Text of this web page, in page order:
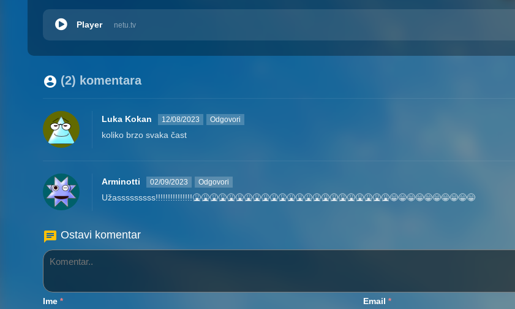
netu.tv
Player
(2) komentara
Luka Kokan 12/08/2023 Odgovori
koliko brzo svaka čast
Arminotti 02/09/2023 Odgovori
Užasssssssss!!!!!!!!!!!!!!!🤮🤮🤮🤮🤮🤮🤮🤮🤮🤮🤮🤮🤮🤮🤮🤮🤮🤮🤮🤮🤮🤮🤮😁😁😁😁😁😁😁😁😁😁
Ostavi komentar
Ime * Email *